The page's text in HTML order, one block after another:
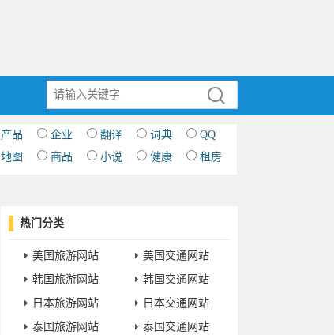
产品 企业 翻译 词典
QQ
地图 商品 小说 健康 租房
热门分类
美国旅游网站
美国交通网站
韩国旅游网站
韩国交通网站
日本旅游网站
日本交通网站
泰国旅游网站
泰国交通网站